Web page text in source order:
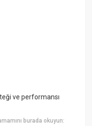
ve performansı
burada okuyun: